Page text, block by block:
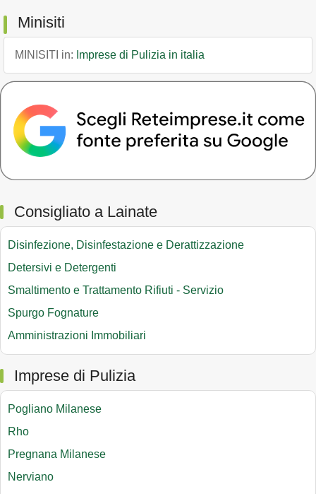
Minisiti
MINISITI in: Imprese di Pulizia in italia
Consigliato a Lainate
Disinfezione, Disinfestazione e Derattizzazione
Detersivi e Detergenti
Smaltimento e Trattamento Rifiuti - Servizio
Spurgo Fognature
Amministrazioni Immobiliari
Imprese di Pulizia
Pogliano Milanese
Rho
Pregnana Milanese
Nerviano